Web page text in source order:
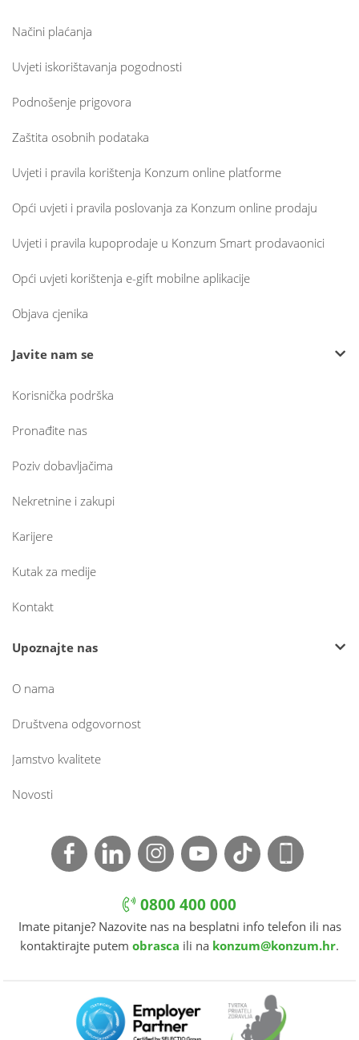
Načini plaćanja
Uvjeti iskorištavanja pogodnosti
Podnošenje prigovora
Zaštita osobnih podataka
Uvjeti i pravila korištenja Konzum online platforme
Opći uvjeti i pravila poslovanja za Konzum online prodaju
Uvjeti i pravila kupoprodaje u Konzum Smart prodavaonici
Opći uvjeti korištenja e-gift mobilne aplikacije
Objava cjenika
Javite nam se
Korisnička podrška
Pronađite nas
Poziv dobavljačima
Nekretnine i zakupi
Karijere
Kutak za medije
Kontakt
Upoznajte nas
O nama
Društvena odgovornost
Jamstvo kvalitete
Novosti
0800 400 000
Imate pitanje? Nazovite nas na besplatni info telefon ili nas
kontaktirajte putem obrasca ili na konzum@konzum.hr.